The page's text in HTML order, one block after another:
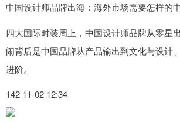
中国设计师品牌出海：海外市场需要怎样的
四大国际时装周上，中国设计师品牌从零星
闹背后是中国品牌从产品输出到文化与设计
进阶。
142 11-02 12:34